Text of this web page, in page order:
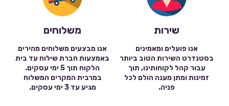
שירות
אנו פועלים ומאמינים
בסטנדרט השירות הטוב ביותר
עבור קהל לקוחותינו, תוך
זמינות ומתן מענה הולם לכל
פניה.
משלוחים
אנו מבצעים משלוחים מהירים
באמצעות חברת שילוח עד בית
הלקוח תוך 5 ימי עסקים.
במרבית המקרים המשלוח
מגיע עד 3 ימי עסקים.